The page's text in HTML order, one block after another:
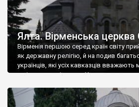
Ялта. Вірменська церква
Вірменія першою серед країн світу
як державну релігію, й на подив
українців, які усіх кавказців
є відданими вірянами Христа